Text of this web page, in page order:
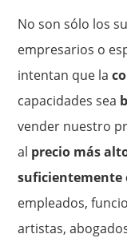
No son sólo los
empresarios o
intentan que la
capacidades sea
vender nuestro
al precio más
suficientemente
empleados,
artistas,